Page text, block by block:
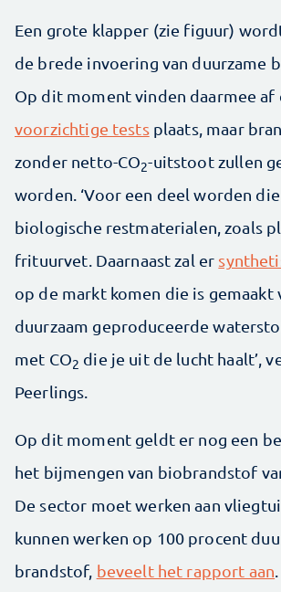
Een grote klapper (zie figuur)
de brede invoering van duurzame
Op dit moment vinden daarmee af
voorzichtige testsplaats, maar
zonder netto-CO2-uitstoot zullen
worden. ‘Voor een deel worden
biologische restmaterialen, zoals
frituurvet. Daarnaast zal er
op de markt komen die is gemaakt
duurzaam geproduceerde
met CO2 die je uit de lucht haalt’,
Peerlings.
Op dit moment geldt er nog een
het bijmengen van biobrandstof
De sector moet werken aan
kunnen werken op 100 procent
brandstof, beveelt het rapport aan.